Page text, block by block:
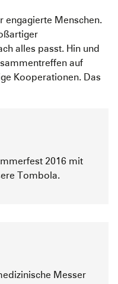
engagierte Menschen.
alles passt. Hin und
auf
Kooperationen. Das
2016 mit
Tombola.
Messer